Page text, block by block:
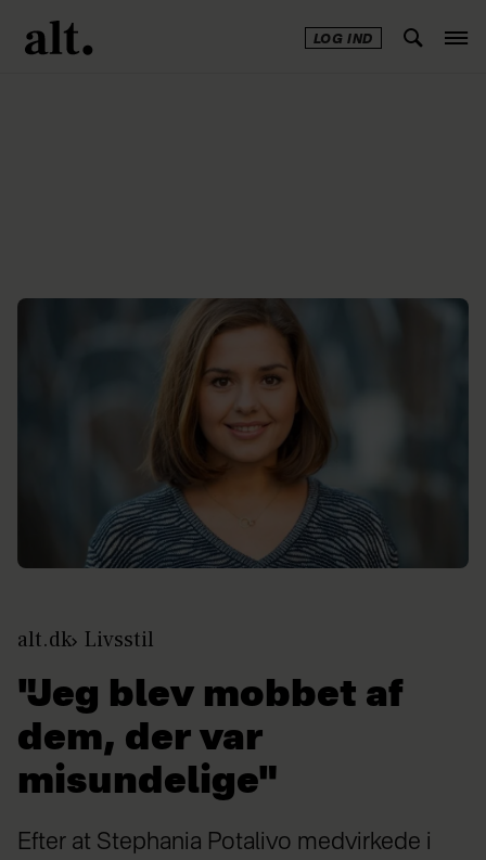
LOG IND
alt.dk Livsstil
"Jeg blev mobbet af
dem, der var
misundelige"
Efter at Stephania Potalivo medvirkede i